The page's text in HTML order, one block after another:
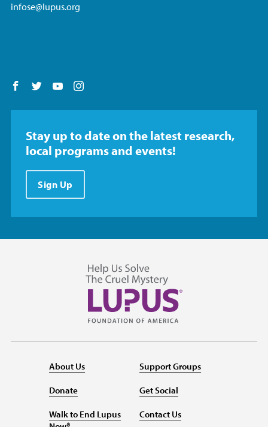
infose@lupus.org
Follow us on Facebook
Follow us on Twitter
Follow us on YouTube
Stay up to date on the latest research,
local programs and events!
Sign Up
About Us
Donate
Walk to End Lupus
Support Groups
Get Social
Contact Us